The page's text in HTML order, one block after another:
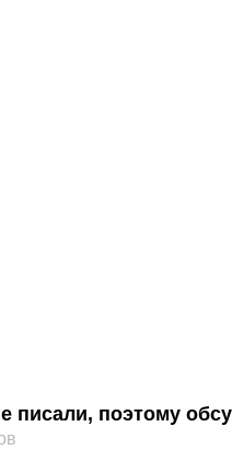
писали, поэтому